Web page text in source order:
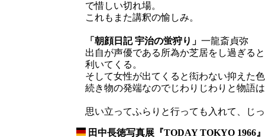
で惜しい切れ場。
これもまた講釈の愉しみ。
「朝顔日記 宇治の蛍狩り」 一龍斎貞弥
出自が声優である所為か芝居をし過ぎる
利いてくる。
そして女性が出てくると衒わない抑えた
続き物の発端なのでじわりじわりと物語
思い立ってふらりと行っても入れて、じ
田中長徳写真展『TODAY TOKYO 1966』